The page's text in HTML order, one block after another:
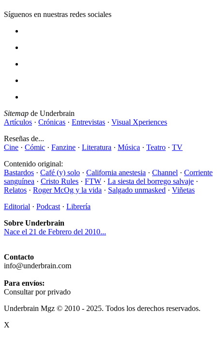
Síguenos en nuestras redes sociales
Sitemap de Underbrain
Artículos · Crónicas · Entrevistas · Visual Xperiences
Reseñas de...
Cine · Cómic · Fanzine · Literatura · Música · Teatro · TV
Contenido original:
Bastardos · Café (y) solo · California anestesia · Channel · Corriente
sanguínea · Cristo Rules · FTW · La siesta del borrego salvaje ·
Relatos · Roger McOg y la vida · Salgado unmasked · Viñetas
Editorial · Podcast· Librería
Sobre Underbrain
Nace el 21 de Febrero del 2010...
Contacto
info@underbrain.com
Para envíos:
Consultar por privado
Underbrain Mgz © 2010 - 2025. Todos los derechos reservados.
X